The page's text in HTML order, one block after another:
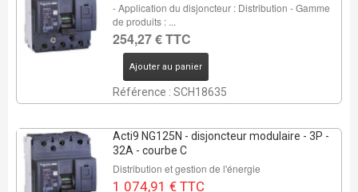
- Application du disjoncteur : Distribution - Gamme
de produits : ...
254,27 € TTC
Ajouter au panier
Référence : SCH18635
Acti9 NG125N - disjoncteur modulaire - 3P -
32A - courbe C
Distribution et gestion de l'énergie
1 074,91 € TTC